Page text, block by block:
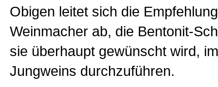
Obigen leitet sich die
Weinmacher ab, die Bentonit-
sie überhaupt gewünscht wird,
Jungweins durchzuführen.